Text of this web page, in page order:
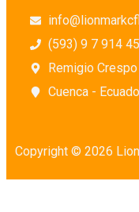
(593) 9 7 914
Remigio
Cuenca -
Copyright © 2026